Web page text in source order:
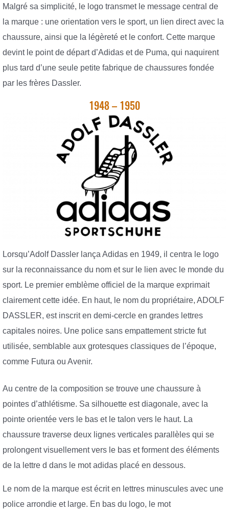
Malgré sa simplicité, le logo transmet le message central de
la marque : une orientation vers le sport, un lien direct avec la
chaussure, ainsi que la légèreté et le confort. Cette marque
devint le point de départ d’Adidas et de Puma, qui naquirent
plus tard d’une seule petite fabrique de chaussures fondée
par les frères Dassler.
1948 – 1950
Lorsqu’Adolf Dassler lança Adidas en 1949, il centra le logo
sur la reconnaissance du nom et sur le lien avec le monde du
sport. Le premier emblème officiel de la marque exprimait
clairement cette idée. En haut, le nom du propriétaire, ADOLF
DASSLER, est inscrit en demi-cercle en grandes lettres
capitales noires. Une police sans empattement stricte fut
utilisée, semblable aux grotesques classiques de l’époque,
comme Futura ou Avenir.
Au centre de la composition se trouve une chaussure à
pointes d’athlétisme. Sa silhouette est diagonale, avec la
pointe orientée vers le bas et le talon vers le haut. La
chaussure traverse deux lignes verticales parallèles qui se
prolongent visuellement vers le bas et forment des éléments
de la lettre d dans le mot adidas placé en dessous.
Le nom de la marque est écrit en lettres minuscules avec une
police arrondie et large. En bas du logo, le mot